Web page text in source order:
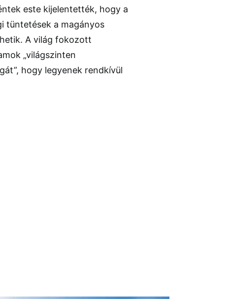
este kijelentették, hogy a
tüntetések a magányos
A világ fokozott
„világszinten
hogy legyenek rendkívül